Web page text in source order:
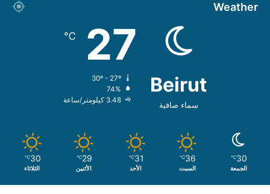
Weather
Beirut
سماء صافية
27
℃
74%
3.48 كيلومتر/ساعة
30
℃
الجمعة
36
℃
السبت
31
℃
الأحد
29
℃
الأثنين
30
℃
الثلاثاء